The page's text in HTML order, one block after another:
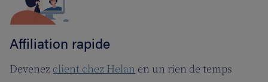
Affiliation rapide
Devenez client chez Helan en un rien de temps